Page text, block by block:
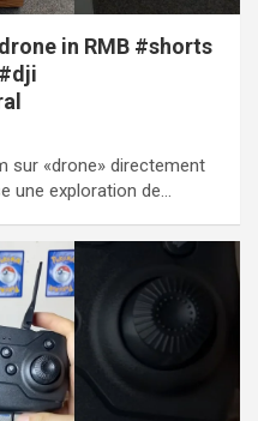
in RMB #shorts
sur «drone» directement
une exploration de…